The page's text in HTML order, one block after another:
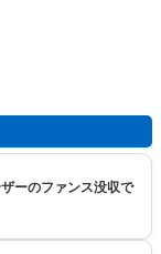
ーのファンス没収で